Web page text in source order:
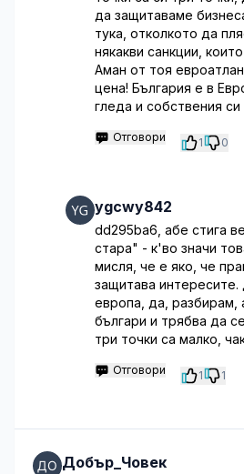
да защитаваме
тука, отколкото да
някакви санкции,
Аман от тоя
цена! България е в
гледа и собствения
Отговори 1 0
ygcwy842
dd295ba6, абе стига
стара" - к'во значи
мисля, че е яко, че
защитава
европа, да, разбирам,
българи и трябва да
три точки са малко,
Отговори 1 1
Добър_Човек